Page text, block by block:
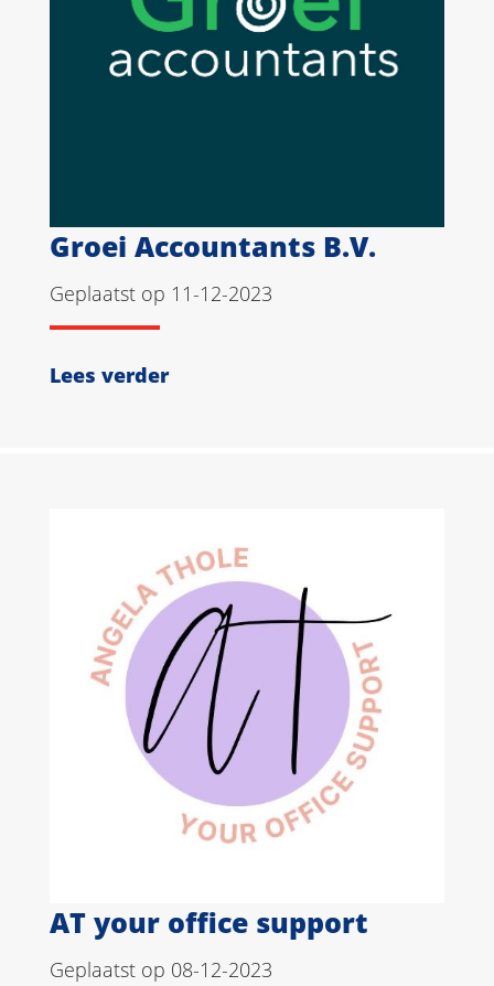
Groei Accountants B.V.
Geplaatst op 11-12-2023
Lees verder
AT your office support
Geplaatst op 08-12-2023